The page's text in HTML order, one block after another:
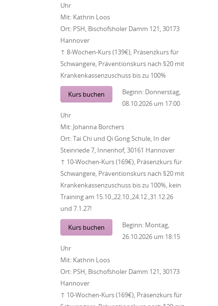
Uhr
Mit: Kathrin Loos
Ort: PSH, Bischofsholer Damm 121, 30173
Hannover
↑ 8-Wochen-Kurs (139€), Präsenzkurs für
Schwangere, Präventionskurs nach §20 mit
Krankenkassenzuschuss bis zu 100%
Kurs buchen Beginn: Donnerstag,
08.10.2026 um 17:00
Uhr
Mit: Johanna Borchers
Ort:Tai Chi und Qi Gong Schule, In der
Steinriede 7, Innenhof, 30161 Hannover
↑ 10-Wochen-Kurs (169€), Präsenzkurs für
Schwangere, Präventionskurs nach §20 mit
Krankenkassenzuschuss bis zu 100%, kein
Training am 15.10.,22.10.,24.12.,31.12.26
und 7.1.27!
Kurs buchen Beginn: Montag,
26.10.2026 um 18:15
Uhr
Mit: Kathrin Loos
Ort: PSH, Bischofsholer Damm 121, 30173
Hannover
↑ 10-Wochen-Kurs (169€), Präsenzkurs für